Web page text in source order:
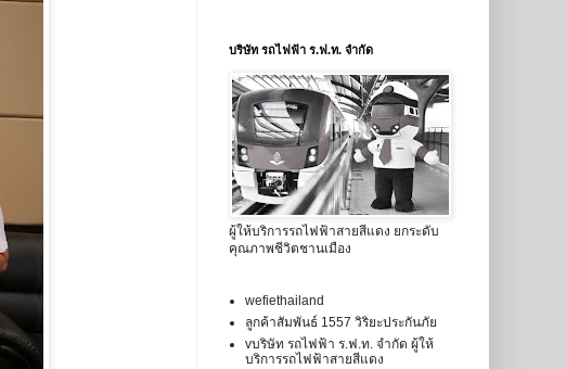
บริษัท รถไฟฟ้า ร.ฟ.ท. จำกัด
ผู้ให้บริการรถไฟฟ้าสายสีแดง ยกระดับ
คุณภาพชีวิตชานเมือง
wefiethailand
ลูกค้าสัมพันธ์ 1557 วิริยะประกันภัย
vบริษัท รถไฟฟ้า ร.ฟ.ท. จำกัด ผู้ให้
บริการรถไฟฟ้าสายสีแดง